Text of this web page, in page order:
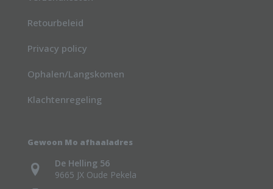
Retourbeleid
Privacy policy
Ophalen/Langskomen
Klachtenregeling
Gewoon Mo afhaaladres
De Helling 56
9665 JX Oude Pekela